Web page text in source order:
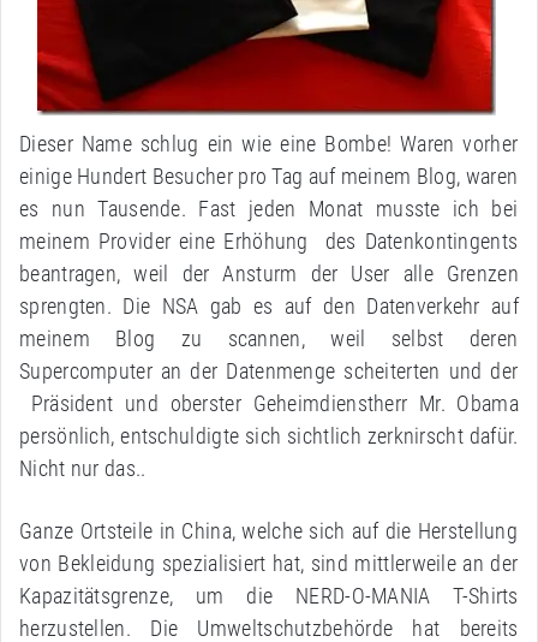
Dieser Name schlug ein wie eine Bombe! Waren vorher
einige Hundert Besucher pro Tag auf meinem Blog, waren
es nun Tausende. Fast jeden Monat musste ich bei
meinem Provider eine Erhöhung des Datenkontingents
beantragen, weil der Ansturm der User alle Grenzen
sprengten. Die NSA gab es auf den Datenverkehr auf
meinem Blog zu scannen, weil selbst deren
Supercomputer an der Datenmenge scheiterten und der
Präsident und oberster Geheimdienstherr Mr. Obama
persönlich, entschuldigte sich sichtlich zerknirscht dafür.
Nicht nur das..
Ganze Ortsteile in China, welche sich auf die Herstellung
von Bekleidung spezialisiert hat, sind mittlerweile an der
Kapazitätsgrenze, um die NERD-O-MANIA T-Shirts
herzustellen. Die Umweltschutzbehörde hat bereits